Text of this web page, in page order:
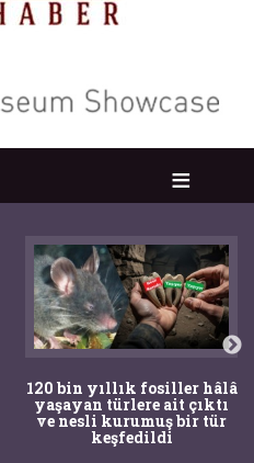
120 bin yıllık fosiller hâlâ
yaşayan türlere ait çıktı
ve nesli kurumuş bir tür
keşfedildi